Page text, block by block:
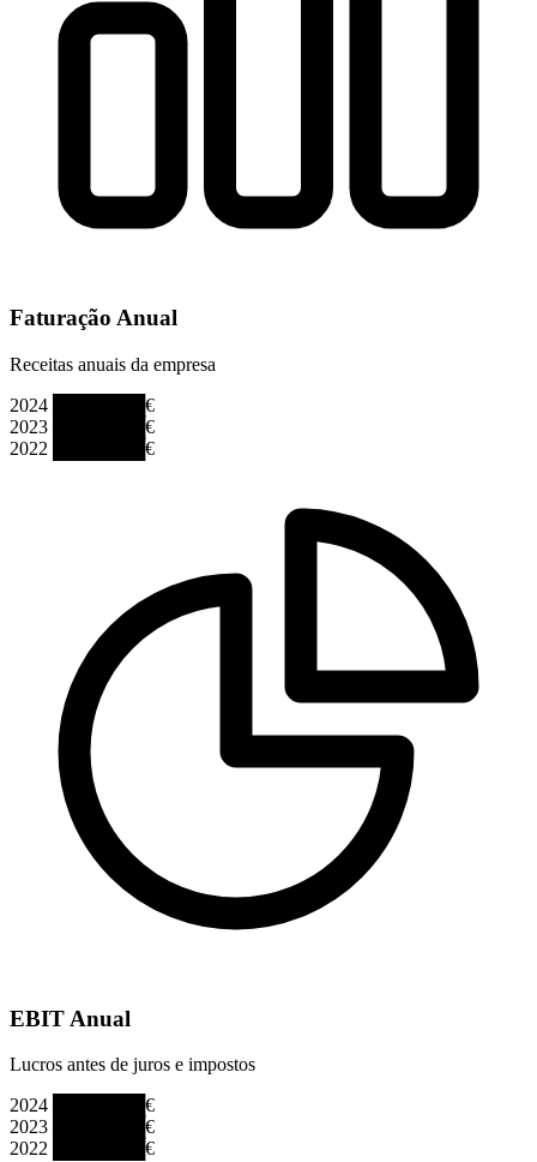
Faturação Anual
Receitas anuais da empresa
2024
███████€
2023
███████€
2022
███████€
EBIT Anual
Lucros antes de juros e impostos
2024
███████€
2023
███████€
2022
███████€